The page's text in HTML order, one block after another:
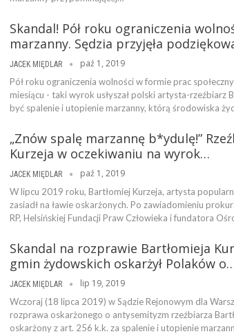
Skandal! Pół roku ograniczenia
marzanny. Sędzia przyjęła
JACEK MIĘDLAR paź 1, 2019
Pół roku ograniczenia wolności w formie prac
miesiącu - taki wyrok usłyszał polski artysta-rzeźbiarz
być spalenie i utopienie marzanny, którą środowiska
„Znów spalę marzannę b*ydulę!”
Kurzeja w oczekiwaniu na wyrok…
JACEK MIĘDLAR paź 1, 2019
W lipcu 2019 roku, Bartłomiej Kurzeja, artysta
zasiadł na ławie oskarżonych. Po zawiadomieniu
RP, Helsińskiej Fundacji Praw Człowieka i fundatora
Skandal na rozprawie Bartłomieja
gmin żydowskich oskarżył Polaków
JACEK MIĘDLAR lip 19, 2019
Wczoraj (18 lipca 2019) w Sądzie Rejonowym dla
rozprawa oskarżonego o antysemityzm rzeźbiarza
oskarżony z art. 256 k.k. za spalenie i utopienie